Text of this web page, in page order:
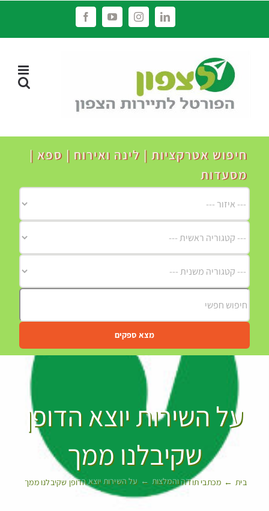
LinkedIn
Instagram
YouTube
Facebook
חיפוש אטרקציות | לינה ואירוח | ספא |
מסעדות
מצא ספקים
על השירות יוצא הדופן
שקיבלנו ממך
בית מכתבי תודה והמלצות על השירות יוצא הדופן שקיבלנו ממך